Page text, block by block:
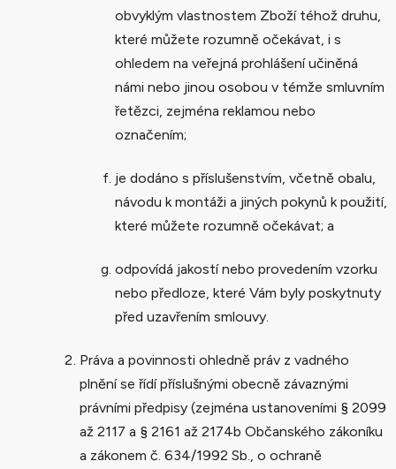
obvyklým vlastnostem Zboží téhož druhu,
které můžete rozumně očekávat, i s
ohledem na veřejná prohlášení učiněná
námi nebo jinou osobou v témže smluvním
řetězci, zejména reklamou nebo
označením;
je dodáno s příslušenstvím, včetně obalu,
návodu k montáži a jiných pokynů k použití,
které můžete rozumně očekávat; a
odpovídá jakostí nebo provedením vzorku
nebo předloze, které Vám byly poskytnuty
před uzavřením smlouvy.
Práva a povinnosti ohledně práv z vadného
plnění se řídí příslušnými obecně závaznými
právními předpisy (zejména ustanoveními § 2099
až 2117 a § 2161 až 2174b Občanského zákoníku
a zákonem č. 634/1992 Sb., o ochraně